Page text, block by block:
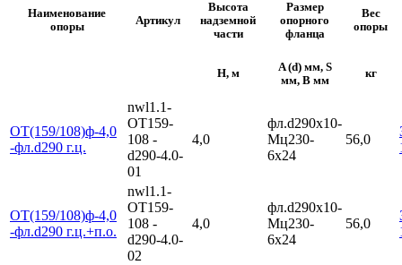
Наименование
опоры
Артикул
Высота
надземной
части
Размер
опорного
фланца
Вес
опоры
H, м
A (d) мм, S
мм, B мм
кг
ОТ(159/108)ф-4,0
-фл.d290 г.ц.
nwl1.1-
ОТ159-
108 -
d290-4.0-
01
4,0
фл.d290х10-
Мц230-
6х24
56,0
ОТ(159/108)ф-4,0
-фл.d290 г.ц.+п.о.
nwl1.1-
ОТ159-
108 -
d290-4.0-
02
4,0
фл.d290х10-
Мц230-
6х24
56,0